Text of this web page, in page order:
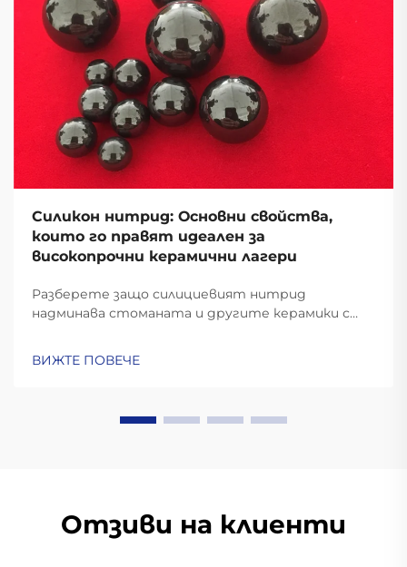
Силикон нитрид: Основни свойства,
които го правят идеален за
високопрочни керамични лагери
Разберете защо силициевият нитрид
надминава стоманата и другите керамики с
Идеални за аерокосмическа промишленост, ЕП и
ВИЖТЕ ПОВЕЧЕ
Отзиви на клиенти